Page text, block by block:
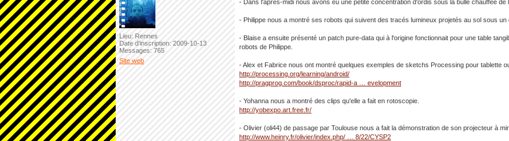
Lieu: Rennes
Date d'inscription: 2009-10-13
Messages: 765
Site web
- Dans l'après-midi nous avons eu une petite concentration d'ordis sous la bulle chauffée de
- Philippe nous a montré ses robots qui suivent des tracés lumineux projetés au sol sous un
- Blaise a ensuite présenté un patch pure-data qui à l'origine fonctionnait pour une table
robots de Philippe.
- Alex et Fabrice nous ont montré quelques exemples de sketchs Processing pour tablette
http://processing.org/learning/android/
http://pragprog.com/book/dsproc/rapid-a … evelopment
- Yohanna nous a montré des clips qu'elle a fait en rotoscopie.
http://yobexpo.art.free.fr/
- Olivier (oli44) de passage par Toulouse nous a fait la démonstration de son projecteur à
http://www.heinry.fr/olivier/index.php/ … 8/22/CYSP2